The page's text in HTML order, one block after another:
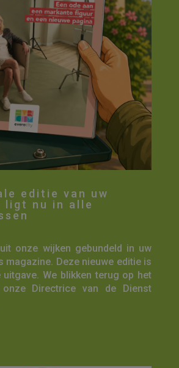
editie van uw
ligt nu in alle
onze wijken gebundeld in uw
magazine. Deze nieuwe editie is
uitgave. We blikken terug op het
Directrice van de Dienst